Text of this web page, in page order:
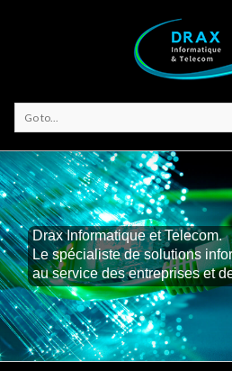
Go to...
Drax Informatique et Telecom.
Le spécialiste de solutions
au service des entreprises et